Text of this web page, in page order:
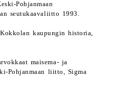
Pohjanmaan
seutukaavaliitto 1993.
kaupungin historia,
maisema- ja
Pohjanmaan liitto, Sigma